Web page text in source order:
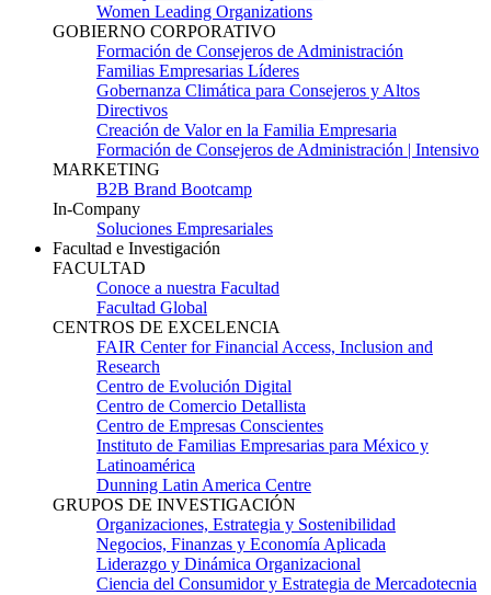
Women Leading Organizations
GOBIERNO CORPORATIVO
Formación de Consejeros de Administración
Familias Empresarias Líderes
Gobernanza Climática para Consejeros y Altos
Directivos
Creación de Valor en la Familia Empresaria
Formación de Consejeros de Administración | Intensivo
MARKETING
B2B Brand Bootcamp
In-Company
Soluciones Empresariales
Facultad e Investigación
FACULTAD
Conoce a nuestra Facultad
Facultad Global
CENTROS DE EXCELENCIA
FAIR Center for Financial Access, Inclusion and
Research
Centro de Evolución Digital
Centro de Comercio Detallista
Centro de Empresas Conscientes
Instituto de Familias Empresarias para México y
Latinoamérica
Dunning Latin America Centre
GRUPOS DE INVESTIGACIÓN
Organizaciones, Estrategia y Sostenibilidad
Negocios, Finanzas y Economía Aplicada
Liderazgo y Dinámica Organizacional
Ciencia del Consumidor y Estrategia de Mercadotecnia